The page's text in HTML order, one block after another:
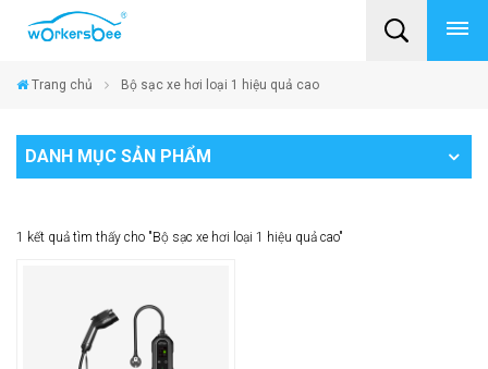
Trang chủ Bộ sạc xe hơi loại 1 hiệu quả cao
DANH MỤC SẢN PHẨM
1 kết quả tìm thấy cho "Bộ sạc xe hơi loại 1 hiệu quả cao"